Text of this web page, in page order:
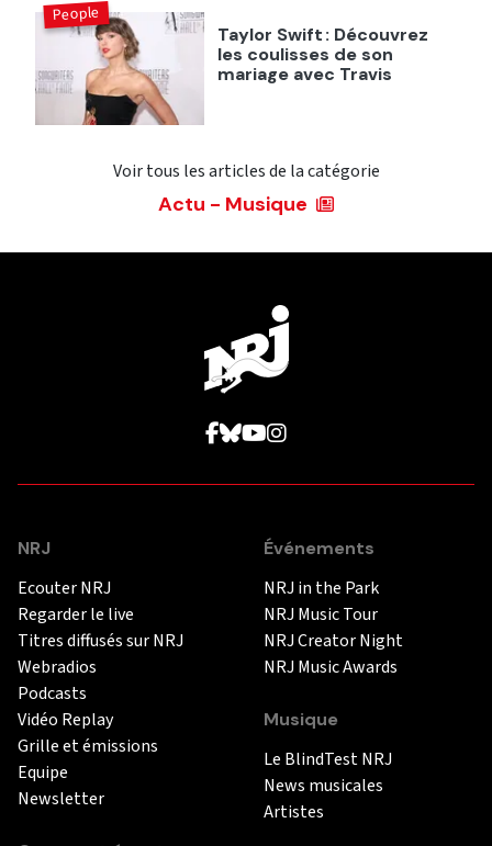
Taylor Swift : Découvrez
les coulisses de son
mariage avec Travis
People
Voir tous les articles de la catégorie
Actu - Musique
NRJ
Ecouter NRJ
Regarder le live
Titres diffusés sur NRJ
Webradios
Podcasts
Vidéo Replay
Grille et émissions
Equipe
Newsletter
Événements
NRJ in the Park
NRJ Music Tour
NRJ Creator Night
NRJ Music Awards
Musique
Le BlindTest NRJ
News musicales
Artistes